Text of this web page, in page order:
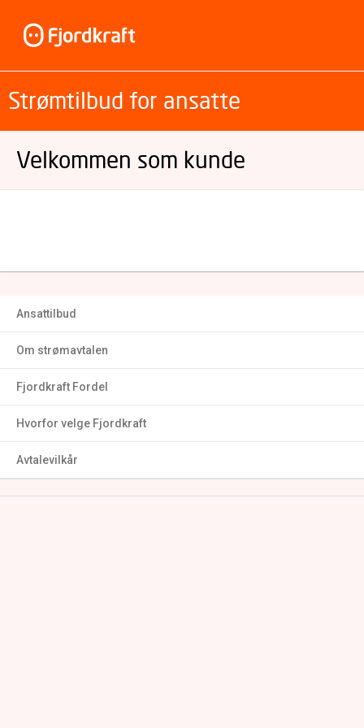
Strømtilbud for ansatte
Velkommen som kunde
Ansattilbud
Om strømavtalen
Fjordkraft Fordel
Hvorfor velge Fjordkraft
Avtalevilkår